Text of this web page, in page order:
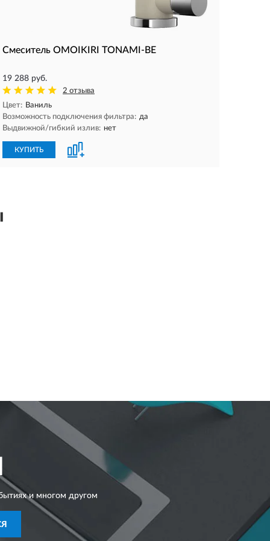
Смеситель OMOIKIRI TONAMI-BE
19 288 руб.
2 отзыва
Цвет: Ваниль
Возможность подключения фильтра: да
Выдвижной/гибкий излив: нет
КУПИТЬ
и многом другом